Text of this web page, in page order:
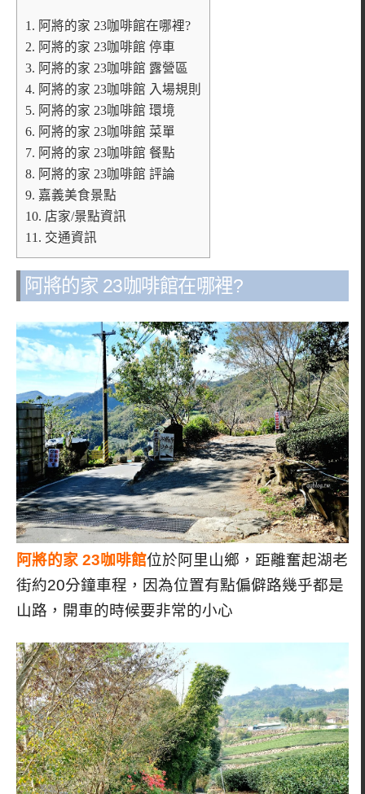
1. 阿將的家 23咖啡館在哪裡?
2. 阿將的家 23咖啡館 停車
3. 阿將的家 23咖啡館 露營區
4. 阿將的家 23咖啡館 入場規則
5. 阿將的家 23咖啡館 環境
6. 阿將的家 23咖啡館 菜單
7. 阿將的家 23咖啡館 餐點
8. 阿將的家 23咖啡館 評論
9. 嘉義美食景點
10. 店家/景點資訊
11. 交通資訊
阿將的家 23咖啡館在哪裡?
阿將的家 23咖啡館位於阿里山鄉，距離奮起湖老
街約20分鐘車程，因為位置有點偏僻路幾乎都是
山路，開車的時候要非常的小心